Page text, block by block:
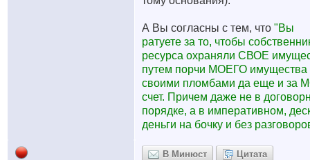
А Вы согласны с тем, что "Вы
ратуете за то, чтобы
ресурса охраняли СВОЕ
путем порчи МОЕГО имущества
своими пломбами да еще и за
счет. Причем даже не в
порядке, а в императивном,
деньги на бочку и без
В Минюст
Цитата